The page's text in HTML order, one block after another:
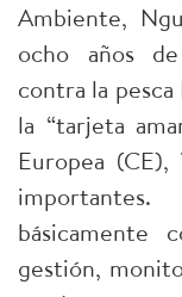
Ambiente,
ocho años
contra la
la “tarjeta
Europea
básicamente
gestión,